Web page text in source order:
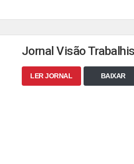
Jornal Visão
LER JORNAL BAIXAR